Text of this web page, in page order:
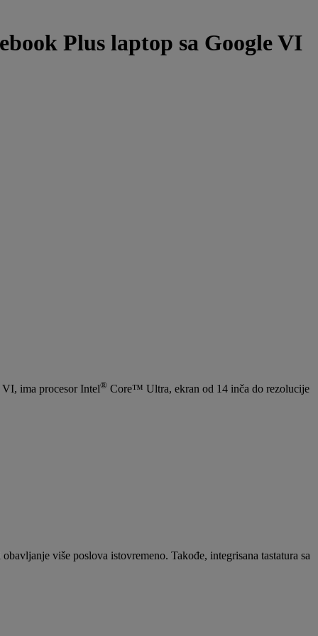
Plus laptop sa Google VI
ima procesor Intel® Core™ Ultra, ekran od 14 inča do rezolucije
više poslova istovremeno. Takođe, integrisana tastatura sa